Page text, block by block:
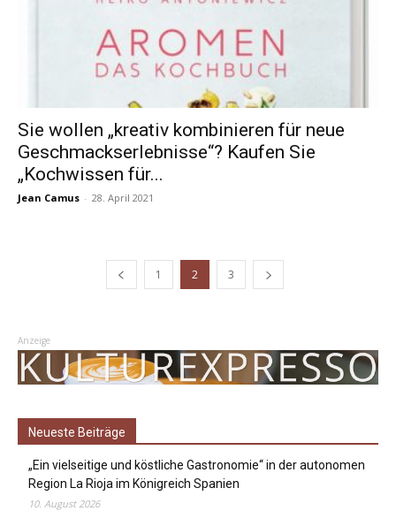
Sie wollen „kreativ kombinieren für neue
Geschmackserlebnisse“? Kaufen Sie
„Kochwissen für...
Jean Camus - 28. April 2021
1 2 3
Anzeige
Neueste Beiträge
„Ein vielseitige und köstliche Gastronomie“ in der autonomen
Region La Rioja im Königreich Spanien
10. August 2026